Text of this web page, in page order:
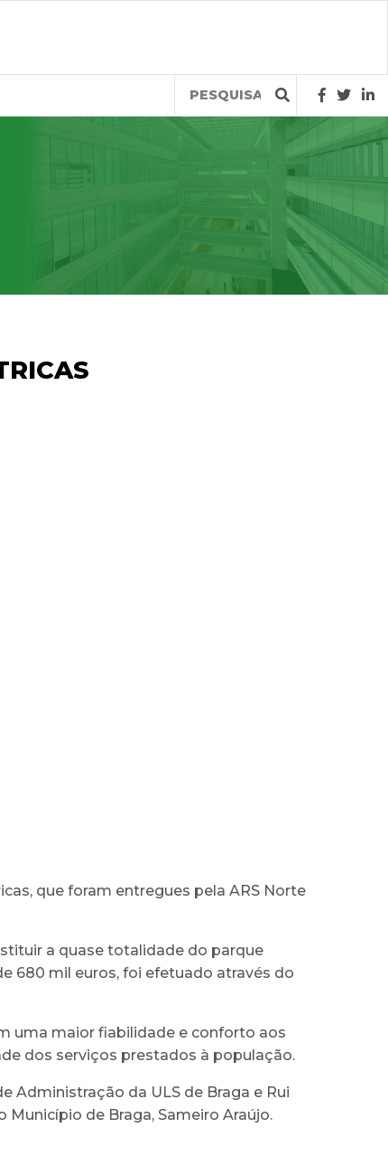
Query
que foram entregues pela ARS Norte
a quase totalidade do parque
680 mil euros, foi efetuado através do
uma maior fiabilidade e conforto aos
dos serviços prestados à população.
Administração da ULS de Braga e Rui
Município de Braga, Sameiro Araújo.